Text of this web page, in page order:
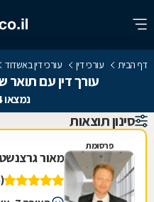
דף הבית עורכי דין עורכי דין באשדוד
עורך דין עם
נמצאו 4 עורכי דין
סינון תוצאות
פרסומת
מאור
(5)